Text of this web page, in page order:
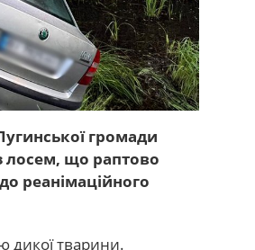
громади
лосем, що раптово
реанімаційного
дикої тварини.